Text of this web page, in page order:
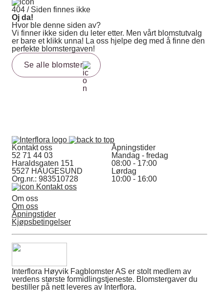
404 / Siden finnes ikke
Oj da!
Hvor ble denne siden av?
Vi finner ikke siden du leter etter. Men vårt blomstutvalg
er bare et klikk unna! La oss hjelpe deg med å finne den
perfekte blomstergaven!
Se alle blomster
Kontakt oss
52 71 44 03
Haraldsgaten 151
5527 HAUGESUND
Org.nr.: 983510728
Kontakt oss
Åpningstider
Mandag - fredag
08:00 - 17:00
Lørdag
10:00 - 16:00
Om oss
Om oss
Åpningstider
Kjøpsbetingelser
Interflora Høyvik Fagblomster AS er stolt medlem av
verdens største formidlingstjeneste. Blomstergaver du
bestiller på nett leveres av Interflora.